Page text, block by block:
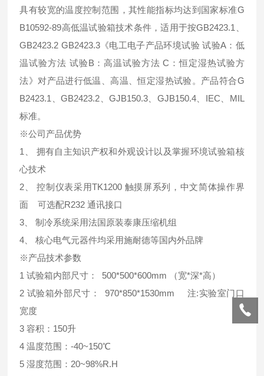
具有较宽的温度控制范围，其性能指标均达到国家标准G
B10592-89高低温试验箱技术条件，适用于按GB2423.1、
GB2423.2 GB2423.3《电工电子产品环境试验 试验A：低
温试验方法 试验B：高温试验方法 C：恒定湿热试验方
法》对产品进行低温、高温、恒定湿热试验。产品符合G
B2423.1、GB2423.2、GJB150.3、GJB150.4、IEC、MIL
标准。
※公司产品优势
1、 拥有自主知识产权和外观设计以及掌握环境试验箱核
心技术
2、 控制仪表采用TK1200 触摸屏系列，中文简体操作界
面 可选配R232 通讯接口
3、 制冷系统采用法国原装泰康压缩机组
4、 核心电气元器件均采用施耐德等国内外品牌
※产品技术参数
1 试验箱内部尺寸： 500*500*600mm （宽*深*高）
2 试验箱外部尺寸： 970*850*1530mm 注:实验室门口
宽度
3 容积：150升
4 温度范围：-40~150℃
5 湿度范围：20~98%R.H